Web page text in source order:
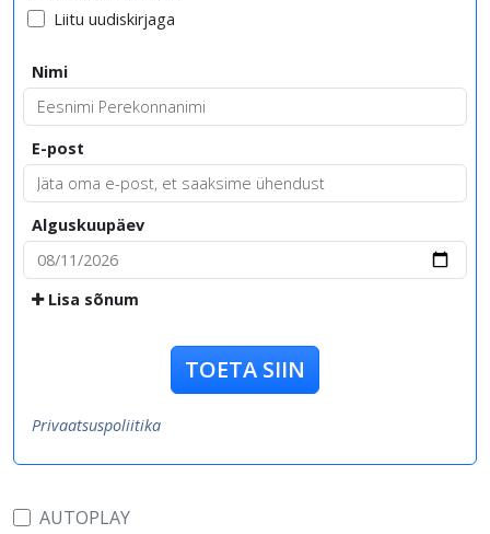
Liitu uudiskirjaga
Nimi
E-post
Alguskuupäev
Lisa sõnum
TOETA SIIN
Privaatsuspoliitika
AUTOPLAY